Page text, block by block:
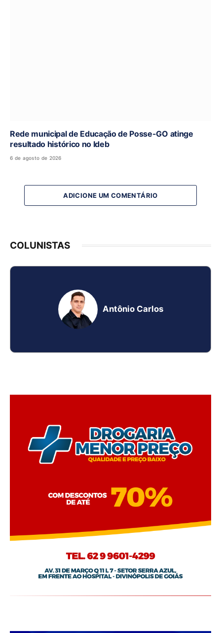
Rede municipal de Educação de Posse-GO atinge
resultado histórico no Ideb
6 de agosto de 2026
ADICIONE UM COMENTÁRIO
COLUNISTAS
Antônio Carlos